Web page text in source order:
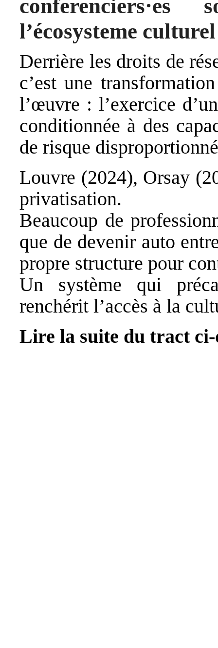
l’écosysteme culturel
Derrière les droits de
c’est une
l’œuvre : l’exercice
conditionnée à des
de risque
Louvre (2024), Orsay
privatisation.
Beaucoup de
que de devenir auto
propre structure pour
Un système qui
renchérit l’accès à la
Lire la suite du tract ci-